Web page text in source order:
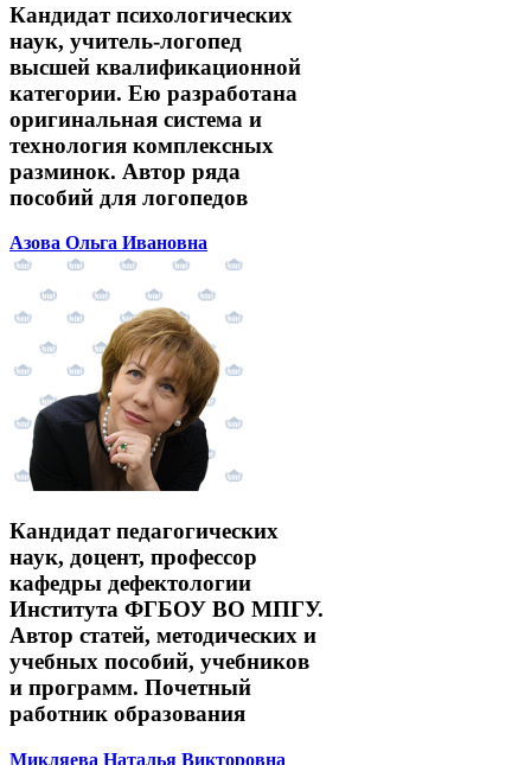
Кандидат психологических
наук, учитель-логопед
высшей квалификационной
категории. Ею разработана
оригинальная система и
технология комплексных
разминок. Автор ряда
пособий для логопедов
Азова Ольга Ивановна
Кандидат педагогических
наук, доцент, профессор
кафедры дефектологии
Института ФГБОУ ВО МПГУ.
Автор статей, методических и
учебных пособий, учебников
и программ. Почетный
работник образования
Микляева Наталья Викторовна